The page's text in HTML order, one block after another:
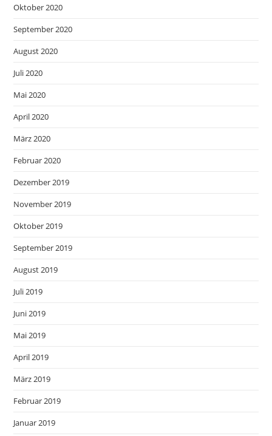
Oktober 2020
September 2020
August 2020
Juli 2020
Mai 2020
April 2020
März 2020
Februar 2020
Dezember 2019
November 2019
Oktober 2019
September 2019
August 2019
Juli 2019
Juni 2019
Mai 2019
April 2019
März 2019
Februar 2019
Januar 2019